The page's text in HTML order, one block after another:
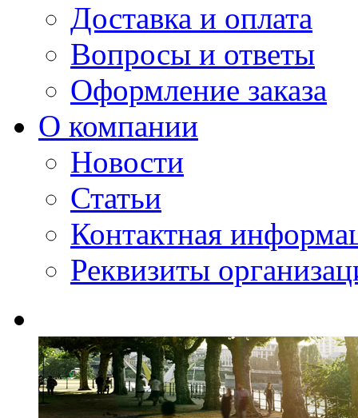
Доставка и оплата
Вопросы и ответы
Оформление заказа
О компании
Новости
Статьи
Контактная
Реквизиты